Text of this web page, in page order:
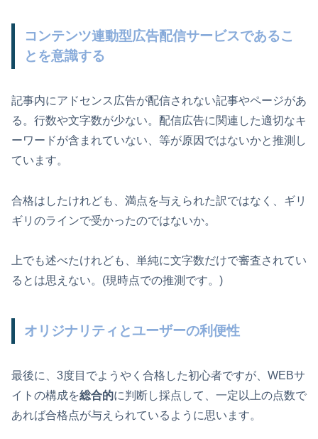
コンテンツ連動型広告配信サービスであるこ
とを意識する
記事内にアドセンス広告が配信されない記事やページがあ
る。行数や文字数が少ない。配信広告に関連した適切なキ
ーワードが含まれていない、等が原因ではないかと推測し
ています。
合格はしたけれども、満点を与えられた訳ではなく、ギリ
ギリのラインで受かったのではないか。
上でも述べたけれども、単純に文字数だけで審査されてい
るとは思えない。(現時点での推測です。)
オリジナリティとユーザーの利便性
最後に、3度目でようやく合格した初心者ですが、WEBサ
イトの構成を総合的に判断し採点して、一定以上の点数で
あれば合格点が与えられているように思います。